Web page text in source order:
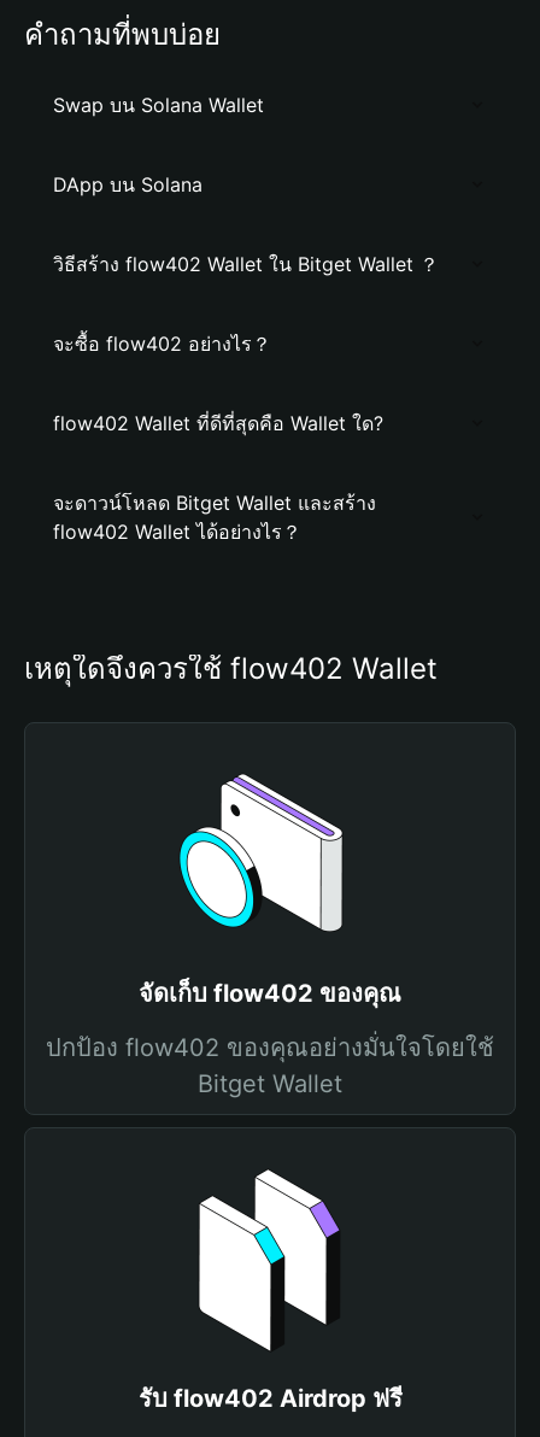
คำถามที่พบบ่อย
Swap บน Solana Wallet
DApp บน Solana
วิธีสร้าง flow402 Wallet ใน Bitget Wallet ？
จะซื้อ flow402 อย่างไร？
flow402 Wallet ที่ดีที่สุดคือ Wallet ใด?
จะดาวน์โหลด Bitget Wallet และสร้าง
flow402 Wallet ได้อย่างไร？
เหตุใดจึงควรใช้ flow402 Wallet
จัดเก็บ flow402 ของคุณ
ปกป้อง flow402 ของคุณอย่างมั่นใจโดยใช้
Bitget Wallet
รับ flow402 Airdrop ฟรี